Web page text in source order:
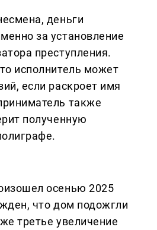
деньги
за установление
преступления.
исполнитель может
если раскроет имя
также
полученную
осенью 2025
что дом подожгли
третье увеличение